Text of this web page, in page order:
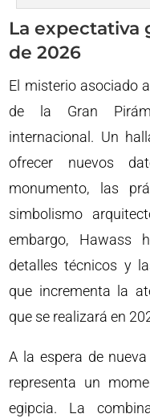
La expectativa
de 2026
El misterio asociado
de la Gran
internacional. Un
ofrecer nuevos
monumento, las
simbolismo
embargo, Hawass
detalles técnicos y
que incrementa la
que se realizará en
A la espera de
representa un
egipcia. La